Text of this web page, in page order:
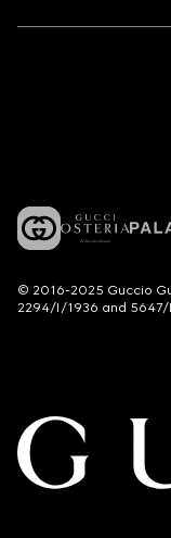
© 2016-2025 Guccio
2294/I/1936 and